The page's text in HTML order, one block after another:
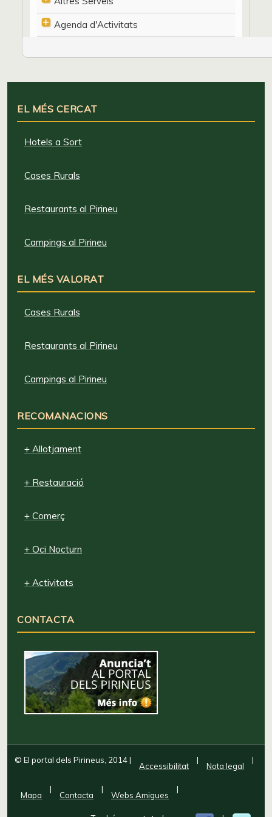
Agenda d'Activitats
EL MÉS CERCAT
Hotels a Sort
Cases Rurals
Restaurants al Pirineu
Campings al Pirineu
EL MÉS VALORAT
Cases Rurals
Restaurants al Pirineu
Campings al Pirineu
RECOMANACIONS
+ Allotjament
+ Restauració
+ Comerç
+ Oci Nocturn
+ Activitats
CONTACTA
© El portal dels Pirineus, 2014|
Accessibilitat
|
Nota legal
|
Mapa
|
Contacta
|
Webs Amigues
|